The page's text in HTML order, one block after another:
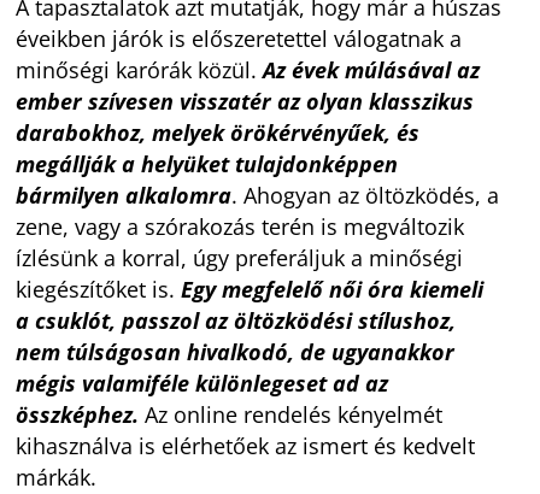
A tapasztalatok azt mutatják, hogy már a húszas
éveikben járók is előszeretettel válogatnak a
minőségi karórák közül.Az évek múlásával az
ember szívesen visszatér az olyan klasszikus
darabokhoz, melyek örökérvényűek, és
megállják a helyüket tulajdonképpen
bármilyen alkalomra. Ahogyan az öltözködés, a
zene, vagy a szórakozás terén is megváltozik
ízlésünk a korral, úgy preferáljuk a minőségi
kiegészítőket is.Egy megfelelő női óra kiemeli
a csuklót, passzol az öltözködési stílushoz,
nem túlságosan hivalkodó, de ugyanakkor
mégis valamiféle különlegeset ad az
összképhez. Az online rendelés kényelmét
kihasználva is elérhetőek az ismert és kedvelt
márkák.